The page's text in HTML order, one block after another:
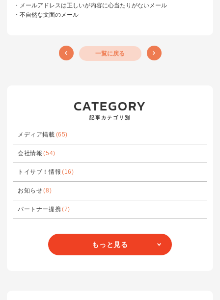
・メールアドレスは正しいが内容に心当たりがないメール
・不自然な文面のメール
一覧に戻る
CATEGORY
記事カテゴリ別
メディア掲載 (65)
会社情報 (54)
トイサブ！情報 (16)
お知らせ(8)
パートナー提携(7)
もっと見る